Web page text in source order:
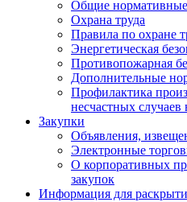
Общие
Охрана труда
Правила по охране
Энергетическая
Противопожарная
Дополнительные
Профилактика
несчастных случаев
Закупки
Объявления,
Электронные
О корпоративных
закупок
Информация для